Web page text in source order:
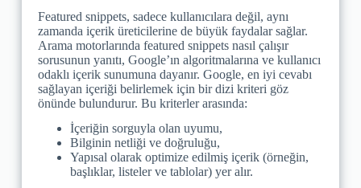
Featured snippets, sadece kullanıcılara değil, aynı
zamanda içerik üreticilerine de büyük faydalar sağlar.
Arama motorlarında featured snippets nasıl çalışır
sorusunun yanıtı, Google’ın algoritmalarına ve kullanıcı
odaklı içerik sunumuna dayanır. Google, en iyi cevabı
sağlayan içeriği belirlemek için bir dizi kriteri göz
önünde bulundurur. Bu kriterler arasında:
İçeriğin sorguyla olan uyumu,
Bilginin netliği ve doğruluğu,
Yapısal olarak optimize edilmiş içerik (örneğin,
başlıklar, listeler ve tablolar) yer alır.